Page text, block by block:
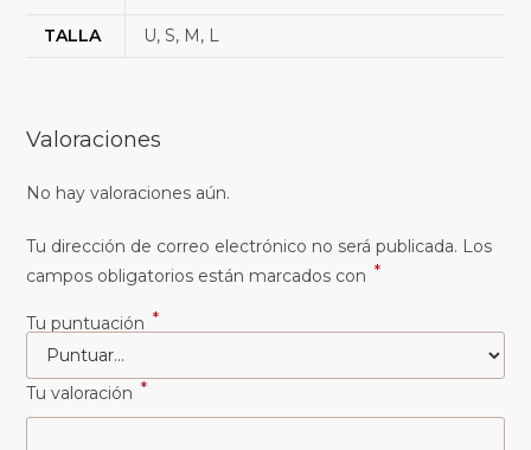
TALLA
U, S, M, L
Valoraciones
No hay valoraciones aún.
Tu dirección de correo electrónico no será publicada. Los
campos obligatorios están marcados con *
Tu puntuación *
Tu valoración *